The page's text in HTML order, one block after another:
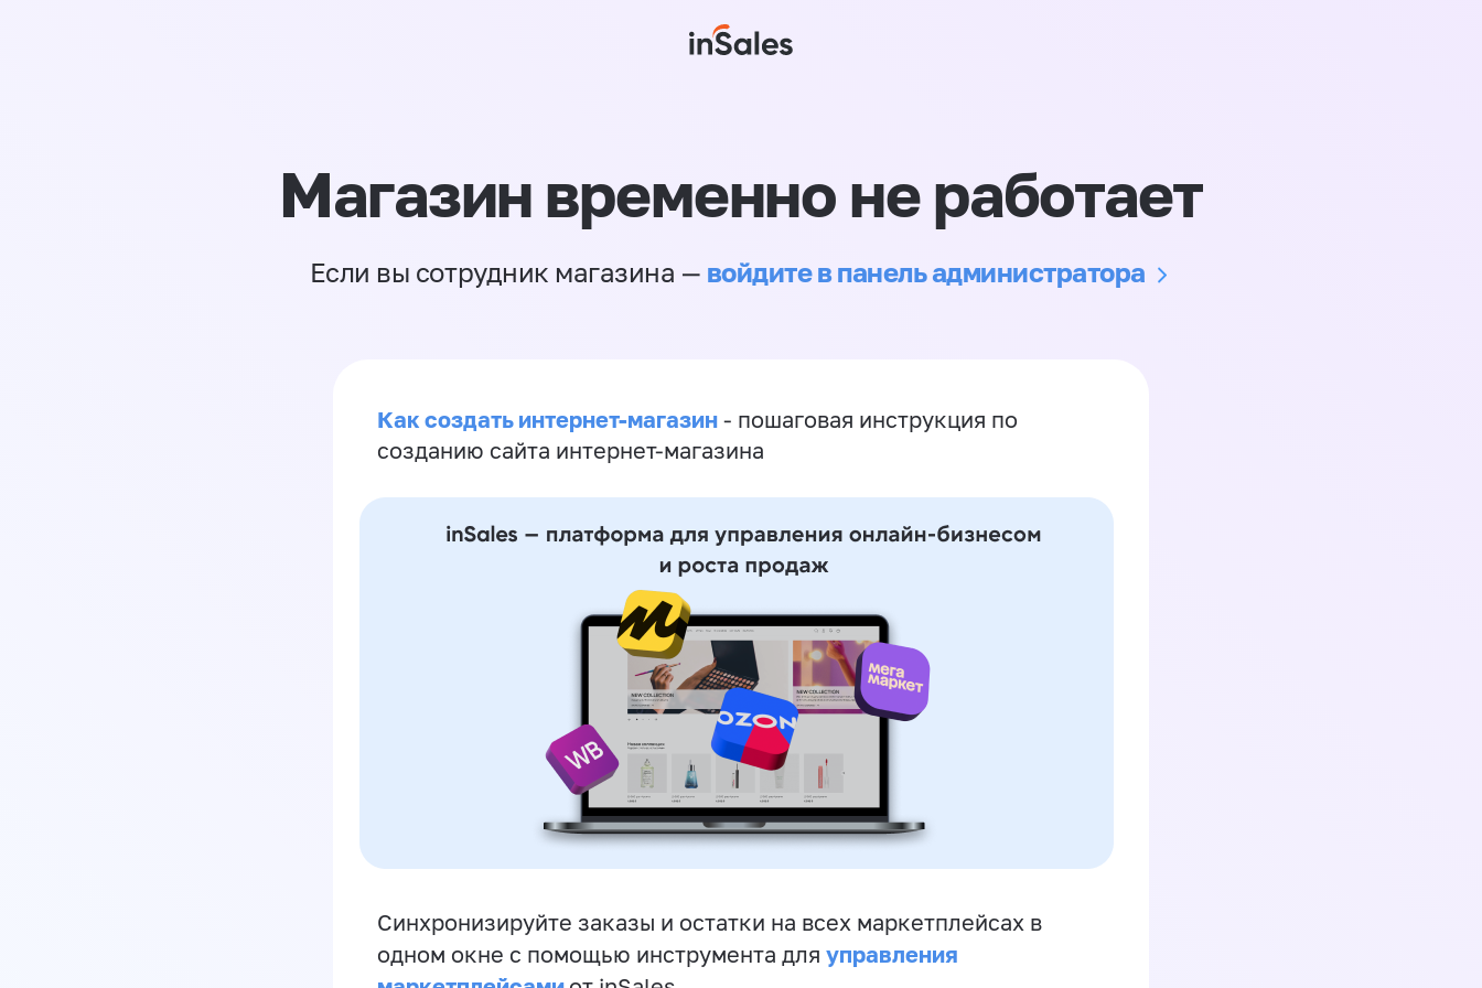
Магазин временно не работает
Если вы сотрудник магазина — войдите в панель администратора
Как создать интернет-магазин - пошаговая инструкция по
созданию сайта интернет-магазина
Синхронизируйте заказы и остатки на всех маркетплейсах в
одном окне с помощью инструмента для управления